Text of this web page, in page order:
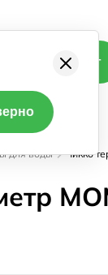
Каталог
для воды Чикко